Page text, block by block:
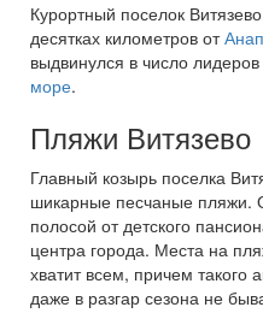
Курортный поселок
десятках километров от
выдвинулся в число
море.
Пляжи Витязево
Главный козырь поселка
шикарные песчаные пляжи.
полосой от детского
центра города. Места на
хватит всем, причем такого
даже в разгар сезона не